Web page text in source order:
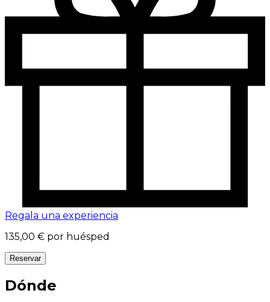
Regala una experiencia
135,00 € por huésped
Reservar
Dónde